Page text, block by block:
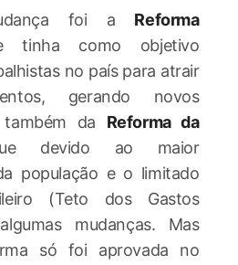
foi a Reforma
tinha como objetivo
no país para atrair
gerando novos
também da Reforma da
devido ao maior
população e o limitado
(Teto dos Gastos
mudanças. Mas
só foi aprovada no